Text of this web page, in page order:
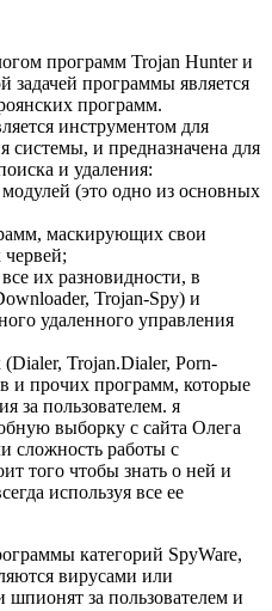
программ Trojan Hunter и
задачей программы является
программ.
инструментом для
системы, и предназначена для
и удаления:
(это одно из основных
маскирующих свои
их разновидности, в
Trojan-Spy) и
удаленного управления
Trojan.Dialer, Porn-
и прочих программ, которые
за пользователем. я
выборку с сайта Олега
сложность работы с
того чтобы знать о ней и
используя все ее
категорий SpyWare,
вирусами или
за пользователем и